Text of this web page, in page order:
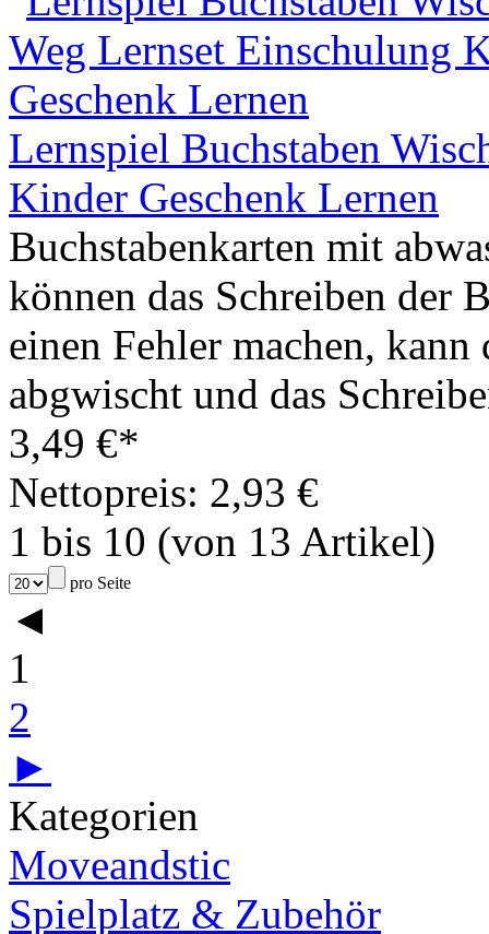
Lernspiel Buchstaben
Kinder Geschenk Lernen
Buchstabenkarten mit
können das Schreiben der
einen Fehler machen,
abgwischt und das
3,49 €*
Nettopreis: 2,93 €
1 bis 10 (von 13 Artikel)
pro Seite
◄
1
2
►
Kategorien
Moveandstic
Spielplatz & Zubehör